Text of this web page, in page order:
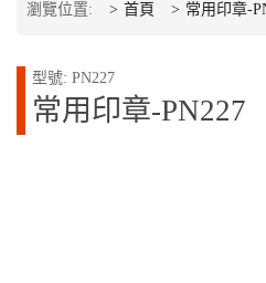
瀏覽位置: 首頁 常用印章-
型號: PN227
常用印章-PN227